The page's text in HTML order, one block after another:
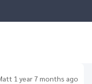
1 year 7 months ago